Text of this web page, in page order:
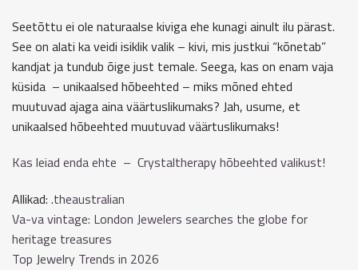
Seetõttu ei ole naturaalse kiviga ehe kunagi ainult ilu pärast.
See on alati ka veidi isiklik valik – kivi, mis justkui “kõnetab”
kandjat ja tundub õige just temale. Seega, kas on enam vaja
küsida – unikaalsed hõbeehted – miks mõned ehted
muutuvad ajaga aina väärtuslikumaks? Jah, usume, et
unikaalsed hõbeehted muutuvad väärtuslikumaks!
Kas leiad enda ehte – Crystaltherapy hõbeehted valikust!
Allikad: .theaustralian
Va-va vintage: London Jewelers searches the globe for
heritage treasures
Top Jewelry Trends in 2026